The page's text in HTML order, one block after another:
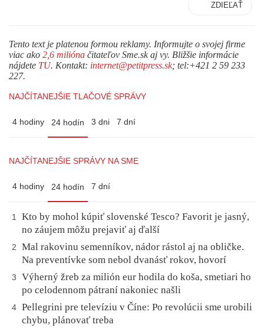
ZDIEĽAŤ
Tento text je platenou formou reklamy. Informujte o svojej firme
viac ako 2,6 milióna čitateľov Sme.sk aj vy. Bližšie informácie
nájdete TU. Kontakt: internet@petitpress.sk; tel:+421 2 59 233
227.
NAJČÍTANEJŠIE TLAČOVÉ SPRÁVY
4 hodiny 24 hodín 3 dni 7 dní
NAJČÍTANEJŠIE SPRÁVY NA SME
4 hodiny 24 hodín 7 dní
1
Kto by mohol kúpiť slovenské Tesco? Favorit je jasný,
no záujem môžu prejaviť aj ďalší
2
Mal rakovinu semenníkov, nádor rástol aj na obličke.
Na preventívke som nebol dvanásť rokov, hovorí
3
Výherný žreb za milión eur hodila do koša, smetiari ho
po celodennom pátraní nakoniec našli
4 Pellegrini pre televíziu v Číne: Po revolúcii sme urobili
chybu, plánovať treba